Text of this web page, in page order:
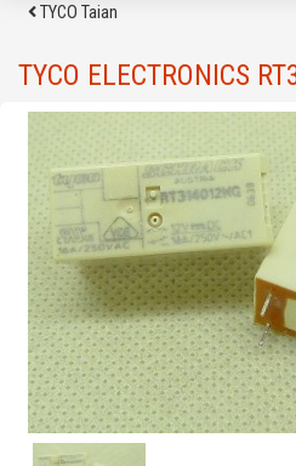
TYCO Taian
TYCO ELECTRONICS